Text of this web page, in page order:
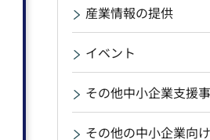
産業情報の提供
イベント
その他中小企業支援
その他の中小企業向